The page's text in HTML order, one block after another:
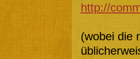
http://
(wobei die